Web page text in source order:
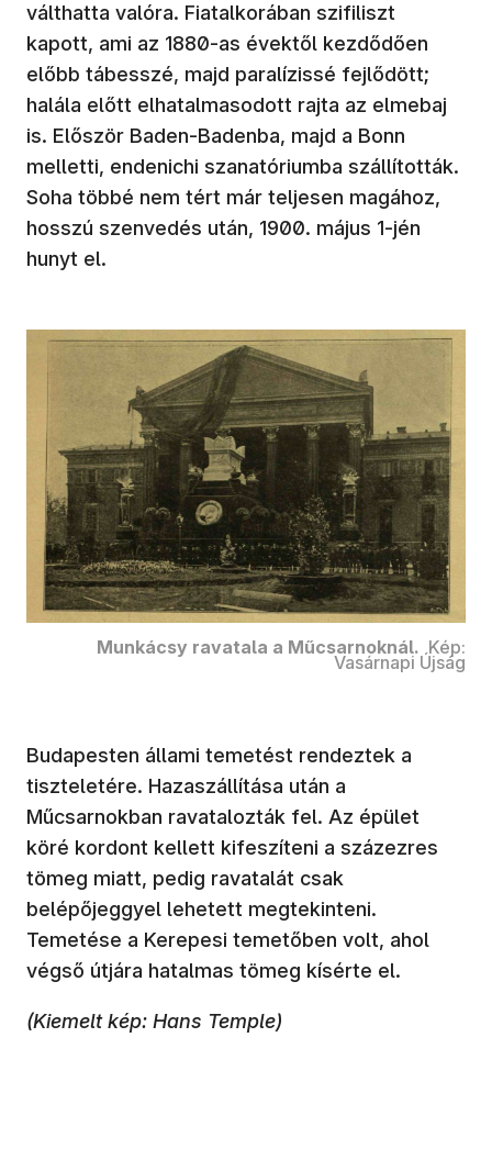
válthatta valóra. Fiatalkorában szifiliszt
kapott, ami az 1880-as évektől kezdődően
előbb tábesszé, majd paralízissé fejlődött;
halála előtt elhatalmasodott rajta az elmebaj
is. Először Baden-Badenba, majd a Bonn
melletti, endenichi szanatóriumba szállították.
Soha többé nem tért már teljesen magához,
hosszú szenvedés után, 1900. május 1-jén
hunyt el.
Munkácsy ravatala a Műcsarnoknál. Kép:
Vasárnapi Újság
Budapesten állami temetést rendeztek a
tiszteletére. Hazaszállítása után a
Műcsarnokban ravatalozták fel. Az épület
köré kordont kellett kifeszíteni a százezres
tömeg miatt, pedig ravatalát csak
belépőjeggyel lehetett megtekinteni.
Temetése a Kerepesi temetőben volt, ahol
végső útjára hatalmas tömeg kísérte el.
(Kiemelt kép: Hans Temple)